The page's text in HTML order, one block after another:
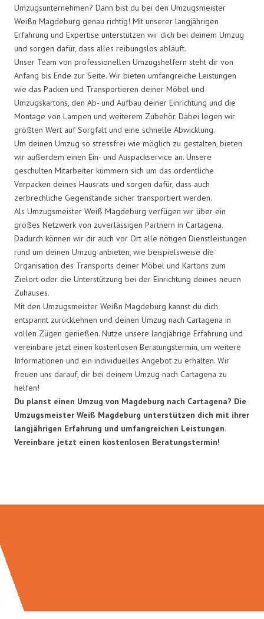
Umzugsunternehmen? Dann bist du bei den Umzugsmeister
Weißn Magdeburg genau richtig! Mit unserer langjährigen
Erfahrung und Expertise unterstützen wir dich bei deinem Umzug
und sorgen dafür, dass alles reibungslos abläuft.
Unser Team von professionellen Umzugshelfern steht dir von
Anfang bis Ende zur Seite. Wir bieten umfangreiche Leistungen
wie das Packen und Transportieren deiner Möbel und
Umzugskartons, den Ab- und Aufbau deiner Einrichtung und die
Montage von Lampen und weiterem Zubehör. Dabei legen wir
größten Wert auf Sorgfalt und eine schnelle Abwicklung.
Um deinen Umzug so stressfrei wie möglich zu gestalten, bieten
wir außerdem einen Ein- und Auspackservice an. Unsere
geschulten Mitarbeiter kümmern sich um das ordentliche
Verpacken deines Hausrats und sorgen dafür, dass auch
zerbrechliche Gegenstände sicher transportiert werden.
Als Umzugsmeister Weiß Magdeburg verfügen wir über ein
großes Netzwerk von zuverlässigen Partnern in Cartagena.
Dadurch können wir dir auch vor Ort alle nötigen Dienstleistungen
rund um deinen Umzug anbieten, wie beispielsweise die
Organisation des Transports deiner Möbel und Kartons zum
Zielort oder die Unterstützung bei der Einrichtung deines neuen
Zuhauses.
Mit den Umzugsmeister Weißn Magdeburg kannst du dich
entspannt zurücklehnen und deinen Umzug nach Cartagena in
vollen Zügen genießen. Nutze unsere langjährige Erfahrung und
vereinbare jetzt einen kostenlosen Beratungstermin, um weitere
Informationen und ein individuelles Angebot zu erhalten. Wir
freuen uns darauf, dir bei deinem Umzug nach Cartagena zu
helfen!
Du planst einen Umzug von Magdeburg nach Cartagena? Die
Umzugsmeister Weiß Magdeburg unterstützen dich mit ihrer
langjährigen Erfahrung und umfangreichen Leistungen.
Vereinbare jetzt einen kostenlosen Beratungstermin!